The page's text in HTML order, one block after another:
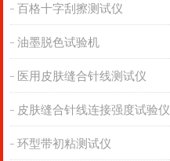
百格十字刮擦测试仪
油墨脱色试验机
医用皮肤缝合针线测试仪
皮肤缝合针线连接强度试验仪
环型带初粘测试仪